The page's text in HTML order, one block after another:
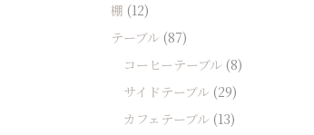
棚 (12)
テーブル (87)
コーヒーテーブル (8)
サイドテーブル (29)
カフェテーブル (13)